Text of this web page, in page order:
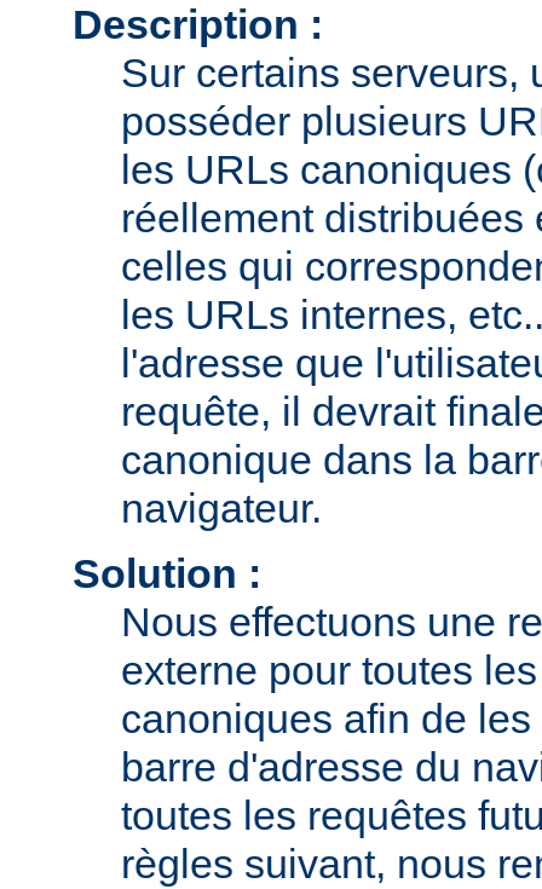
Description :
Sur certains serveurs,
posséder plusieurs
les URLs canoniques
réellement distribuées
celles qui
les URLs internes,
l'adresse que
requête, il devrait
canonique dans la
navigateur.
Solution :
Nous effectuons une
externe pour toutes
canoniques afin de
barre d'adresse du
toutes les requêtes
règles suivant, nous